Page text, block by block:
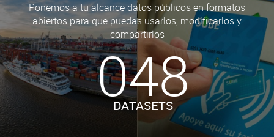
Ponemos a tu alcance datos públicos en formatos
abiertos para que puedas usarlos, modificarlos y
compartirlos
048
DATASETS